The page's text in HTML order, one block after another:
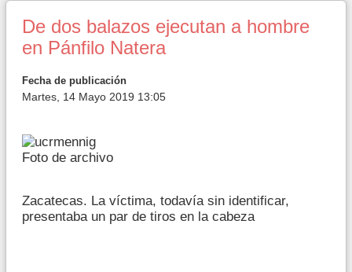
De dos balazos ejecutan a hombre
en Pánfilo Natera
Fecha de publicación
Martes, 14 Mayo 2019 13:05
Foto de archivo
Zacatecas. La víctima, todavía sin identificar,
presentaba un par de tiros en la cabeza